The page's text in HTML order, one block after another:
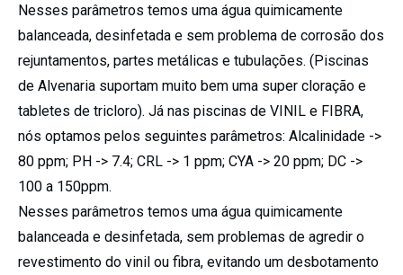
Nesses parâmetros temos uma água quimicamente
balanceada, desinfetada e sem problema de corrosão dos
rejuntamentos, partes metálicas e tubulações. (Piscinas
de Alvenaria suportam muito bem uma super cloração e
tabletes de tricloro). Já nas piscinas de VINIL e FIBRA,
nós optamos pelos seguintes parâmetros: Alcalinidade ->
80 ppm; PH -> 7.4; CRL -> 1 ppm; CYA -> 20 ppm; DC ->
100 a 150ppm.
Nesses parâmetros temos uma água quimicamente
balanceada e desinfetada, sem problemas de agredir o
revestimento do vinil ou fibra, evitando um desbotamento